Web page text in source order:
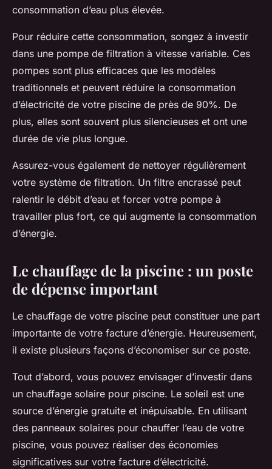
consommation d’eau plus élevée.
Pour réduire cette consommation, songez à investir
dans une pompe de filtration à vitesse variable. Ces
pompes sont plus efficaces que les modèles
traditionnels et peuvent réduire la consommation
d’électricité de votre piscine de près de 90%. De
plus, elles sont souvent plus silencieuses et ont une
durée de vie plus longue.
Assurez-vous également de nettoyer régulièrement
votre système de filtration. Un filtre encrassé peut
ralentir le débit d’eau et forcer votre pompe à
travailler plus fort, ce qui augmente la consommation
d’énergie.
Le chauffage de la piscine : un poste
de dépense important
Le chauffage de votre piscine peut constituer une part
importante de votre facture d’énergie. Heureusement,
il existe plusieurs façons d’économiser sur ce poste.
Tout d’abord, vous pouvez envisager d’investir dans
un chauffage solaire pour piscine. Le soleil est une
source d’énergie gratuite et inépuisable. En utilisant
des panneaux solaires pour chauffer l’eau de votre
piscine, vous pouvez réaliser des économies
significatives sur votre facture d’électricité.